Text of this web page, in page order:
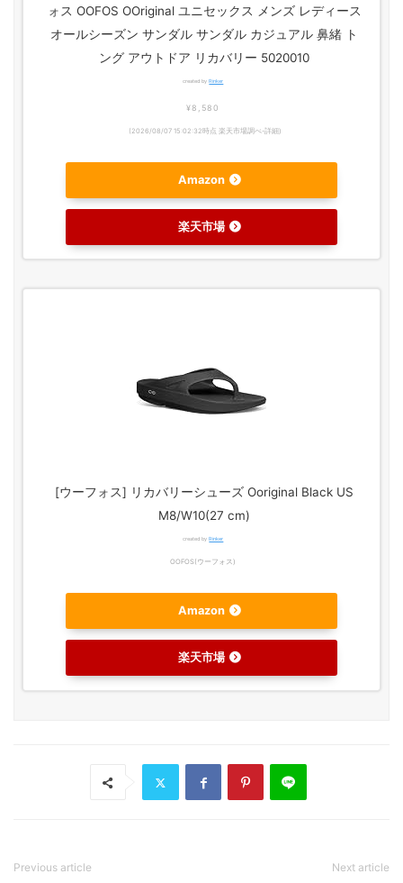
ォス OOFOS OOriginal ユニセックス メンズ レディース
オールシーズン サンダル サンダル カジュアル 鼻緒 ト
ング アウトドア リカバリー 5020010
created by Rinker
¥8,580
(2026/08/07 15:02:32時点 楽天市場調べ-詳細)
Amazon
楽天市場
[ウーフォス] リカバリーシューズ Ooriginal Black US
M8/W10(27 cm)
created by Rinker
OOFOS(ウーフォス)
Amazon
楽天市場
Previous article Next article